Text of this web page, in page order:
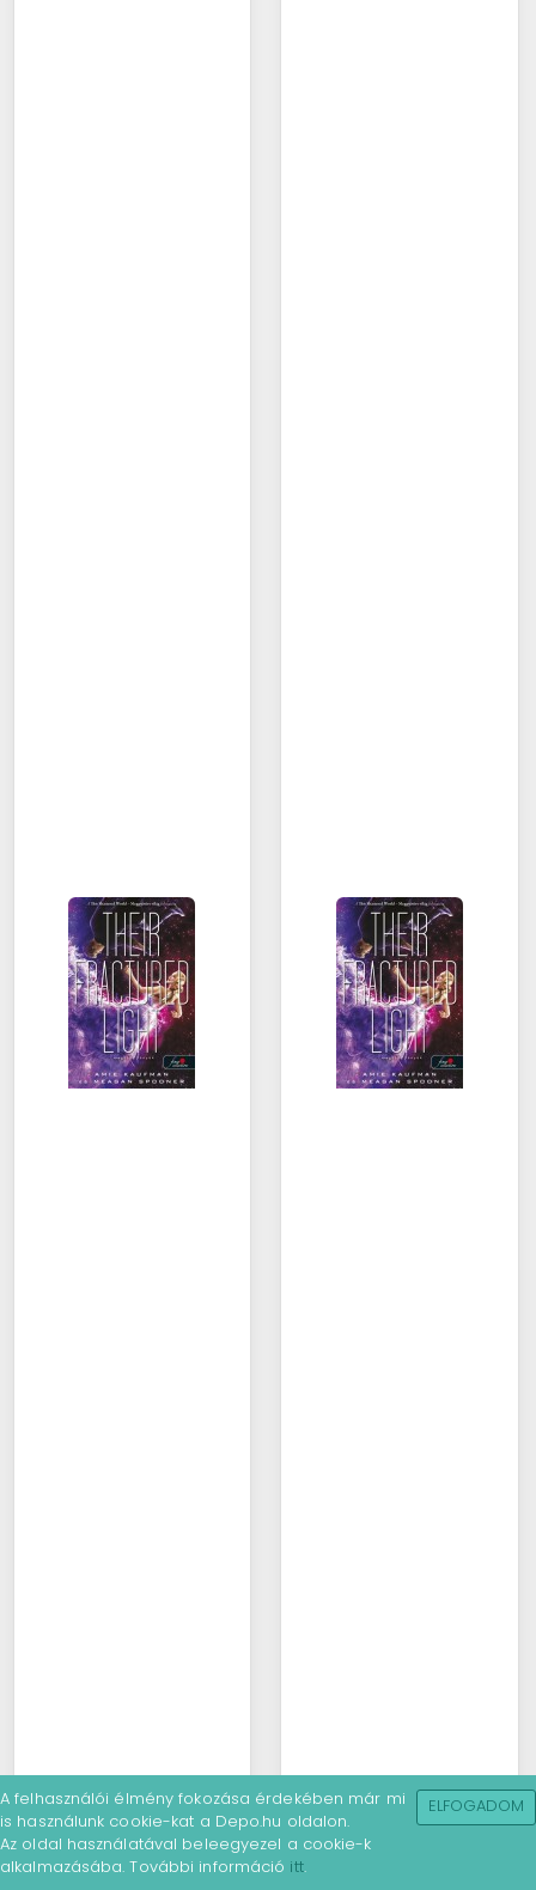
A felhasználói élmény fokozása érdekében már mi
is használunk cookie-kat a Depo.hu oldalon.
Az oldal használatával beleegyezel a cookie-k
alkalmazásába. További információ itt.
ELFOGADOM